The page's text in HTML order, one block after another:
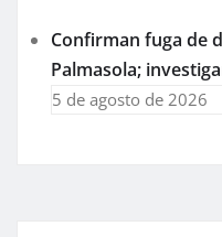
Confirman fuga de
Palmasola;
5 de agosto de 2026